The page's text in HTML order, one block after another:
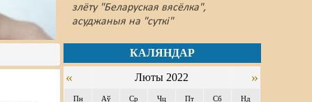
злёту "Беларуская вясёлка",
асуджаныя на "суткі"
КАЛЯНДАР
« Люты 2022 »
Пн Аў Ср Чц Пт Сб Нд